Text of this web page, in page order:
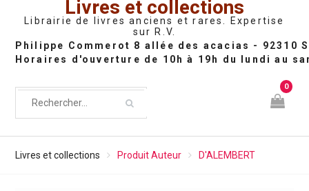
Livres et collections
Librairie de livres anciens et rares. Expertise
sur R.V.
0
Livres et collections Produit Auteur D'ALEMBERT